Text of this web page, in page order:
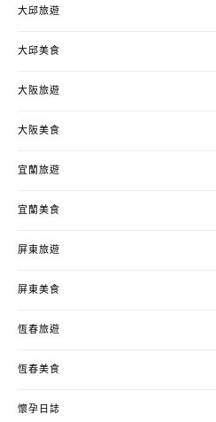
大邱旅遊
大邱美食
大阪旅遊
大阪美食
宜蘭旅遊
宜蘭美食
屏東旅遊
屏東美食
恆春旅遊
恆春美食
懷孕日誌